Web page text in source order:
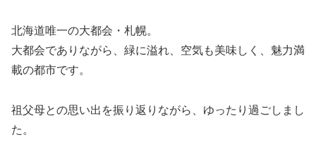
北海道唯一の大都会・札幌。
大都会でありながら、緑に溢れ、空気も美味しく、魅力満
載の都市です。
祖父母との思い出を振り返りながら、ゆったり過ごしまし
た。